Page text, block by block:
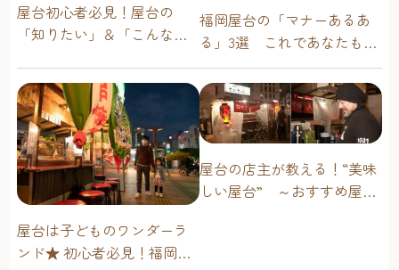
屋台初心者必見！屋台の
「知りたい」＆「こんな時
問に答えます！
福岡屋台の「マナーあるあ
る」3選 これであなたも屋
台通！
屋台は子どものワンダーラ
ンド★ 初心者必見！福岡博
屋台の店主が教える！“美味
しい屋台” ～おすすめ屋台